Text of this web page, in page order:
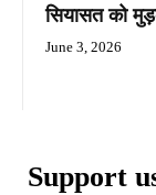
सियासत को
June 3, 2026
Support